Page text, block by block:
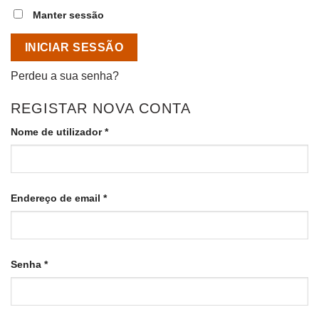
Manter sessão
INICIAR SESSÃO
Perdeu a sua senha?
REGISTAR NOVA CONTA
Nome de utilizador*Obrigatório
Endereço de email *Obrigatório
Senha *Obrigatório